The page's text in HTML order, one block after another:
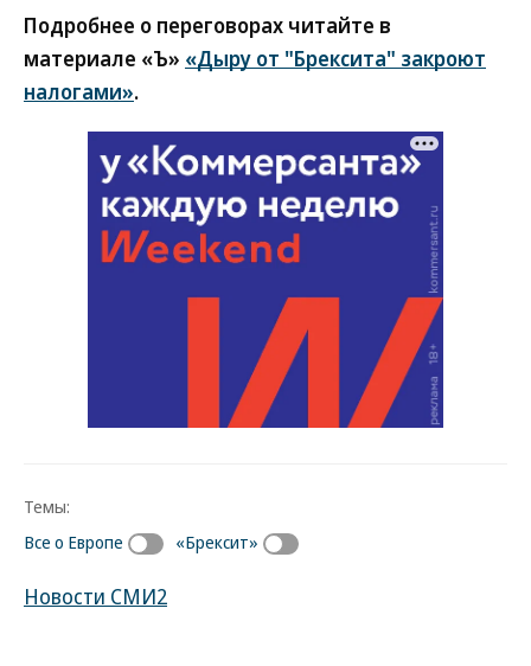
Подробнее о переговорах читайте в
материале «Ъ» «Дыру от "Брексита" закроют
налогами».
Темы:
Все о Европе
«Брексит»
Новости СМИ2